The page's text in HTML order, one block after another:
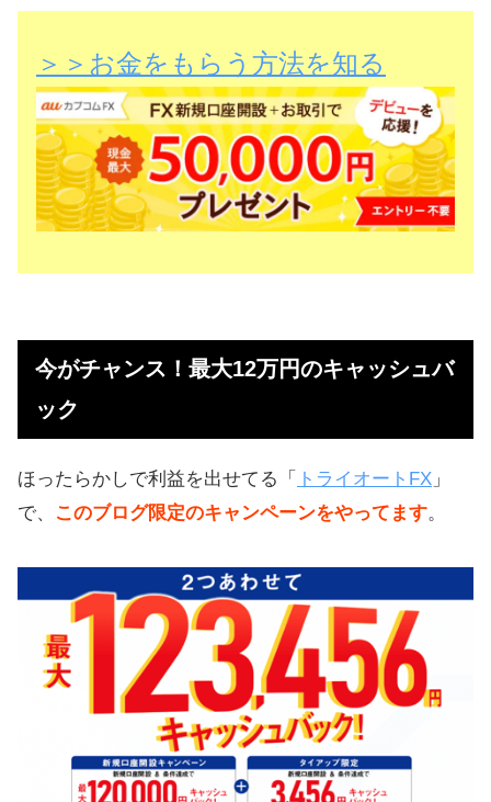
＞＞お金をもらう方法を知る
今がチャンス！最大12万円のキャッシュバ
ック
ほったらかしで利益を出せてる「 トライオートFX 」
で、
このブログ限定のキャンペーンをやってます。